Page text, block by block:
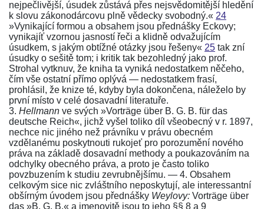
nejpečlivější, úsudek zůstává přes nejsvědomitější hledění
k slovu zákonodárcovu plně vědecky svobodný.« 24
»Vynikající formou a obsahem jsou přednášky Eckovy;
vynikajíť vzornou jasností řeči a klidně odvažujícím
úsudkem, s jakým obtížné otázky jsou řešeny« 25 tak zní
úsudky o sešitě tom; i kritik tak bezohledný jako prof.
Strohal vytknuv, že kniha ta vyniká nedostatkem něčeho,
čím vše ostatní přímo oplývá — nedostatkem frasí,
prohlásil, že knize té, kdyby byla dokončena, náleželo by
první místo v celé dosavadní literatuře.
3. Hellmann ve svých »Vorträge über B. G. B. für das
deutsche Reich«, jichž vyšel toliko díl všeobecný v r. 1897,
nechce nic jiného než právníku v právu obecném
vzdělanému poskytnouti rukojeť pro porozumění nového
práva na základě dosavadní methody a poukazováním na
odchylky obecného práva, a proto je často toliko
povzbuzením k studiu zevrubnějšímu. — 4. Obsahem
celkovým sice nic zvláštního neposkytují, ale interessantní
obšírným úvodem jsou přednášky Weylovy: Vorträge über
das »B. G. B.« a jmenovitě jsou to jeho §§ 8 a 9